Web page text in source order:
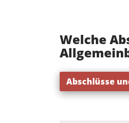
Welche
Abschlüsse